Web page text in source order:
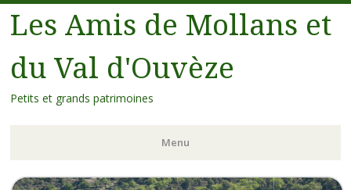
Les Amis de Mollans et
du Val d'Ouvèze
Petits et grands patrimoines
Menu